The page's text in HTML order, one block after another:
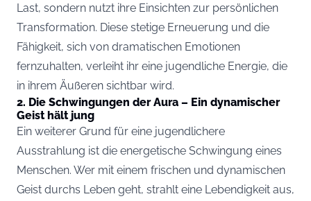
Last, sondern nutzt ihre Einsichten zur persönlichen
Transformation. Diese stetige Erneuerung und die
Fähigkeit, sich von dramatischen Emotionen
fernzuhalten, verleiht ihr eine jugendliche Energie, die
in ihrem Äußeren sichtbar wird.
2. Die Schwingungen der Aura – Ein dynamischer
Geist hält jung
Ein weiterer Grund für eine jugendlichere
Ausstrahlung ist die energetische Schwingung eines
Menschen. Wer mit einem frischen und dynamischen
Geist durchs Leben geht, strahlt eine Lebendigkeit aus,